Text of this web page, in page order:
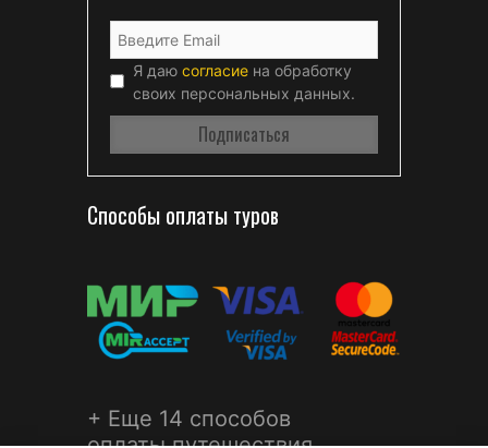
Я даю согласие на обработку
своих персональных данных.
Способы оплаты туров
+ Еще 14 способов